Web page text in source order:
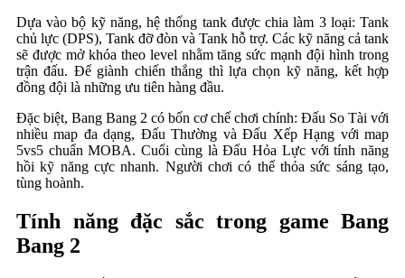
Dựa vào bộ kỹ năng, hệ thống tank được chia làm 3 loại: Tank
chủ lực (DPS), Tank đỡ đòn và Tank hỗ trợ. Các kỹ năng cả tank
sẽ được mở khóa theo level nhằm tăng sức mạnh đội hình trong
trận đấu. Để giành chiến thắng thì lựa chọn kỹ năng, kết hợp
đồng đội là những ưu tiên hàng đầu.
Đặc biệt, Bang Bang 2 có bốn cơ chế chơi chính: Đấu So Tài với
nhiều map đa dạng, Đấu Thường và Đấu Xếp Hạng với map
5vs5 chuẩn MOBA. Cuối cùng là Đấu Hỏa Lực với tính năng
hồi kỹ năng cực nhanh. Người chơi có thể thỏa sức sáng tạo,
tùng hoành.
Tính năng đặc sắc trong game Bang
Bang 2